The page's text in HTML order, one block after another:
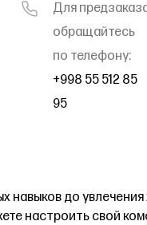
Для
обращайтесь
по телефону:
+998 55 512 85
95
до увлечения
настроить свой